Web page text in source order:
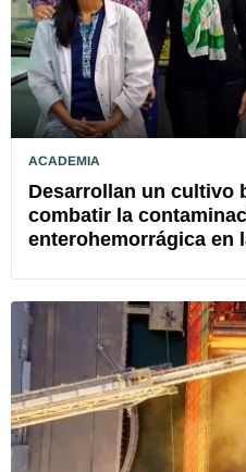
ACADEMIA
Desarrollan un cultivo
combatir la
enterohemorrágica en